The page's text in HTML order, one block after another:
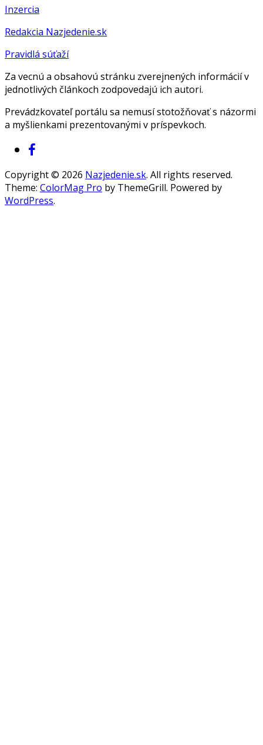
Inzercia
Redakcia Nazjedenie.sk
Pravidlá súťaží
Za vecnú a obsahovú stránku zverejnených informácií v
jednotlivých článkoch zodpovedajú ich autori.
Prevádzkovateľ portálu sa nemusí stotožňovať s názormi
a myšlienkami prezentovanými v príspevkoch.
Copyright © 2026 Nazjedenie.sk. All rights reserved.
Theme: ColorMag Pro by ThemeGrill. Powered by
WordPress.